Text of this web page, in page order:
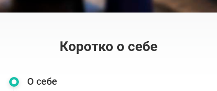
Коротко о себе
О себе